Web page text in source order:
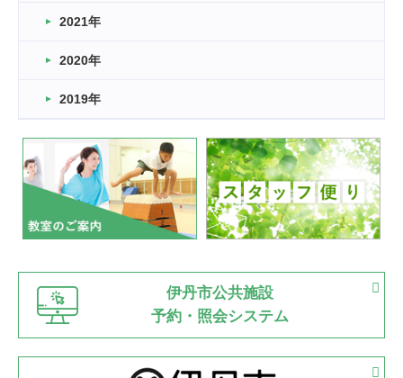
緑ケ丘体育館
2022.11.03
緑ケ丘体育館
いたっぼーる大会☆彡
緑ケ丘体育館
2022.07.03
市内総合体育大会が開始
緑ケ丘体育館 猪名川運動広場
古池運動広場
2022.06.12
県知事杯争奪バレーボール大会が開催
緑ケ丘体育館
2022.05.05
2021年
2020年
2019年
伊丹市公共施設
予約・照会システム